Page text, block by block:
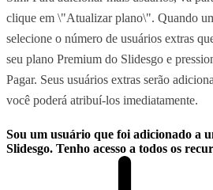
clique em \"Atualizar plano\". Quando
selecione o número de usuários extras
seu plano Premium do Slidesgo e
Pagar. Seus usuários extras serão
você poderá atribuí-los imediatamente.
Sou um usuário que foi adicionado a
Slidesgo. Tenho acesso a todos os